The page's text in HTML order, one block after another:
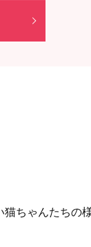
ちゃんたちの